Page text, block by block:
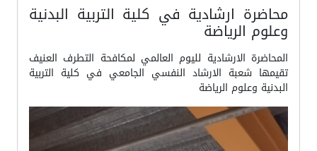
محاضرة ارشادية في كلية التربية البدنية
وعلوم الرياضة
المحاضرة الارشادية لليوم العالمي لمكافحة التطرف العنيف
تقيمها شعبة الارشاد النفسي الجامعي في كلية التربية
البدنية وعلوم الرياضة